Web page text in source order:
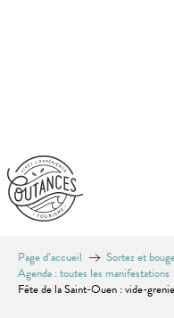
Page d’accueil Sortez et
Agenda : toutes les manifestations
Fête de la Saint-Ouen : vide-